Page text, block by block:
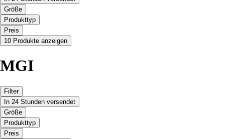
Größe
Produkttyp
Preis
10 Produkte anzeigen
MGI
Filter
In 24 Stunden versendet
Größe
Produkttyp
Preis